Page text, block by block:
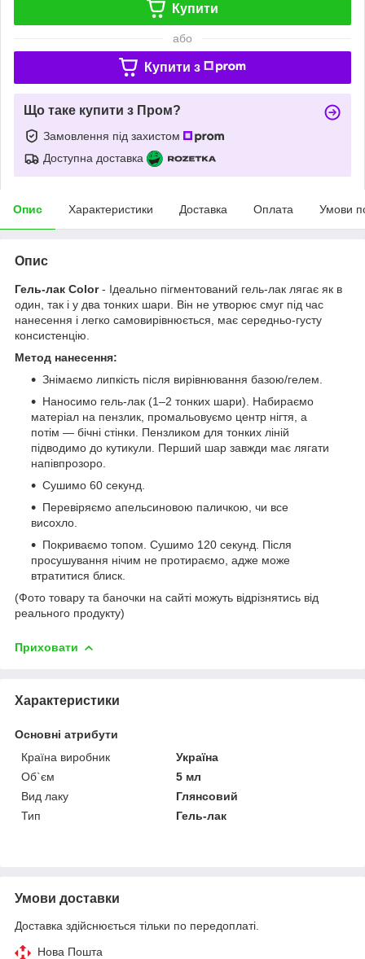
Купити
або
Купити з
Що таке купити з Пром?
Замовлення під захистом
Доступна доставка
Опис Характеристики Доставка Оплата Умови
Опис
Гель-лак Color- Ідеально пігментований гель-лак лягає як в
один, так і у два тонких шари. Він не утворює смуг під час
нанесення і легко самовирівнюється, має середньо-густу
консистенцію.
Метод нанесення:
Знімаємо липкість після вирівнювання базою/гелем.
Наносимо гель-лак (1–2 тонких шари). Набираємо
матеріал на пензлик, промальовуємо центр нігтя, а
потім — бічні стінки. Пензликом для тонких ліній
підводимо до кутикули. Перший шар завжди має лягати
напівпрозоро.
Сушимо 60 секунд.
Перевіряємо апельсиновою паличкою, чи все
висохло.
Покриваємо топом. Сушимо 120 секунд. Після
просушування нічим не протираємо, адже може
втратитися блиск.
(Фото товару та баночки на сайті можуть відрізнятись від
реального продукту)
Приховати
Характеристики
Основні атрибути
Країна виробник
Україна
Об`єм
5 мл
Вид лаку
Глянсовий
Тип
Гель-лак
Умови доставки
Доставка здійснюється тільки по передоплаті.
Нова Пошта